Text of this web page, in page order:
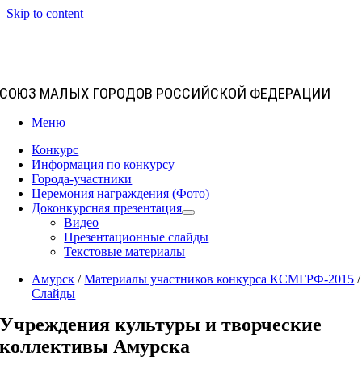
Skip to content
СОЮЗ МАЛЫХ ГОРОДОВ РОССИЙСКОЙ ФЕДЕРАЦИИ
Меню
Конкурс
Информация по конкурсу
Города-участники
Церемония награждения (Фото)
Доконкурсная презентация
Видео
Презентационные слайды
Текстовые материалы
Амурск /Материалы участников конкурса КСМГРФ-2015 /
Слайды
Учреждения культуры и творческие
коллективы Амурска